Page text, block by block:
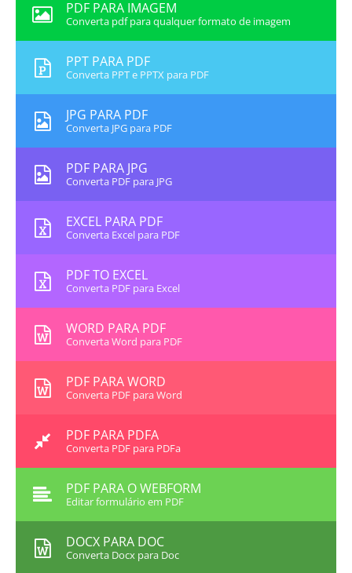
PDF PARA IMAGEM
Converta pdf para qualquer formato de imagem
PPT PARA PDF
Converta PPT e PPTX para PDF
JPG PARA PDF
Converta JPG para PDF
PDF PARA JPG
Converta PDF para JPG
EXCEL PARA PDF
Converta Excel para PDF
PDF TO EXCEL
Converta PDF para Excel
WORD PARA PDF
Converta Word para PDF
PDF PARA WORD
Converta PDF para Word
PDF PARA PDFA
Converta PDF para PDFa
PDF PARA O WEBFORM
Editar formulário em PDF
DOCX PARA DOC
Converta Docx para Doc